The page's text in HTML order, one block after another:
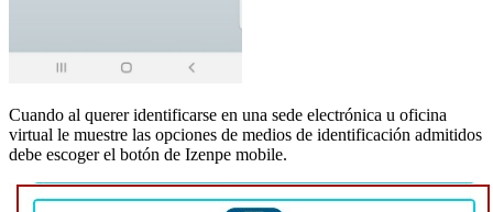
Cuando al querer identificarse en una sede electrónica u oficina
virtual le muestre las opciones de medios de identificación admitidos
debe escoger el botón de Izenpe mobile.